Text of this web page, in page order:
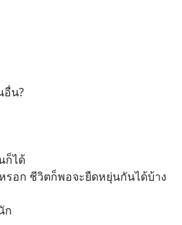
อื่น?
ก็ได้
รอก ชีวิตก็พอจะยืดหยุ่นกันได้บ้าง
ก